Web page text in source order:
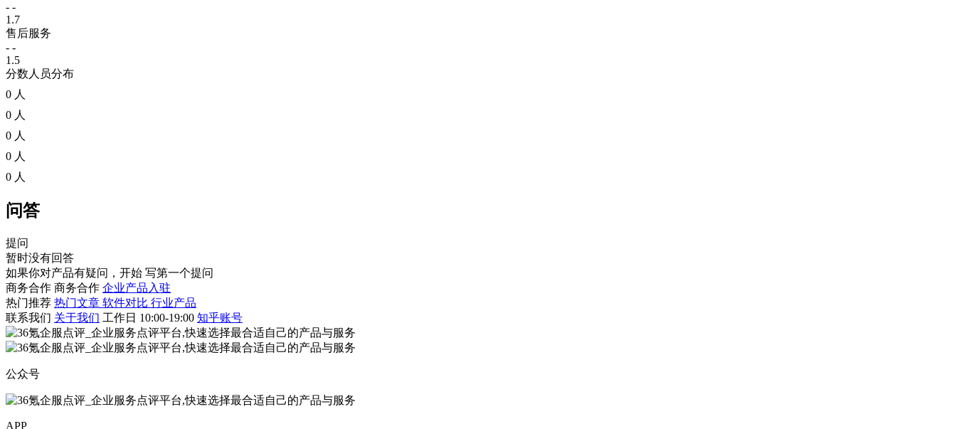
- -
1.7
售后服务
- -
1.5
分数人员分布
0 人
0 人
0 人
0 人
0 人
问答
提问
暂时没有回答
如果你对产品有疑问，开始 写第一个提问
商务合作 商务合作 企业产品入驻
热门推荐 热门文章 软件对比 行业产品
联系我们 关于我们 工作日 10:00-19:00 知乎账号
公众号
APP